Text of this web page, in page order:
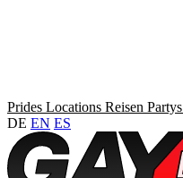
Prides Locations Reisen Partys
DE EN ES